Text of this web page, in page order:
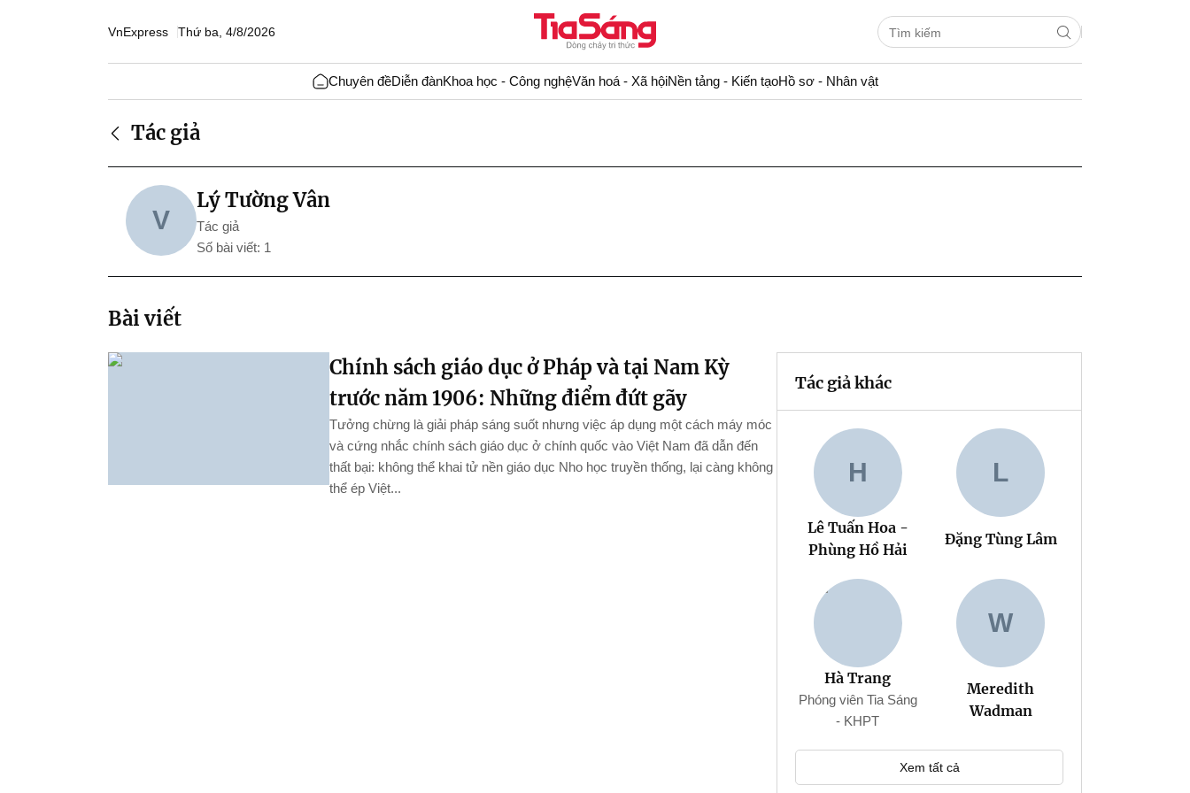
VnExpress Thứ ba, 4/8/2026
Chuyên đềDiễn đànKhoa học - Công nghệVăn hoá - Xã hộiNền tảng - Kiến tạoHồ sơ - Nhân vật
Tác giả
V
Lý Tường Vân
Tác giả
Số bài viết: 1
Bài viết
Chính sách giáo dục ở Pháp và tại Nam Kỳ
trước năm 1906: Những điểm đứt gãy
Tưởng chừng là giải pháp sáng suốt nhưng việc áp dụng một cách máy móc
và cứng nhắc chính sách giáo dục ở chính quốc vào Việt Nam đã dẫn đến
thất bại: không thể khai tử nền giáo dục Nho học truyền thống, lại càng không
thể ép Việt...
Tác giả khác
H
Lê Tuấn Hoa -
Phùng Hồ Hải
L
Đặng Tùng Lâm
Hà Trang
Phóng viên Tia Sáng
- KHPT
W
Meredith
Wadman
Xem tất cả